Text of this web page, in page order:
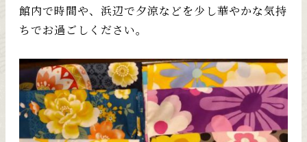
館内で時間や、浜辺で夕涼などを少し華やかな気持
ちでお過ごしください。